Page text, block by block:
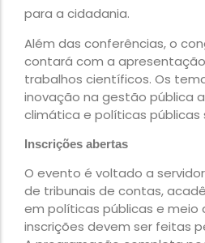
para a cidadania.
Além das conferências, o
contará com a
trabalhos científicos. Os
inovação na gestão pública
climática e políticas públicas
Inscrições abertas
O evento é voltado a
de tribunais de contas,
em políticas públicas e meio
inscrições devem ser feitas